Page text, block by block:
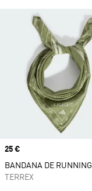
Prix
25 €
BANDANA DE RUNNING
TERREX